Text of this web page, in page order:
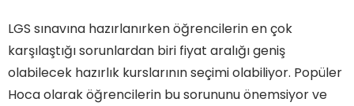
LGS sınavına hazırlanırken öğrencilerin en çok
karşılaştığı sorunlardan biri fiyat aralığı geniş
olabilecek hazırlık kurslarının seçimi olabiliyor. Popüler
Hoca olarak öğrencilerin bu sorununu önemsiyor ve